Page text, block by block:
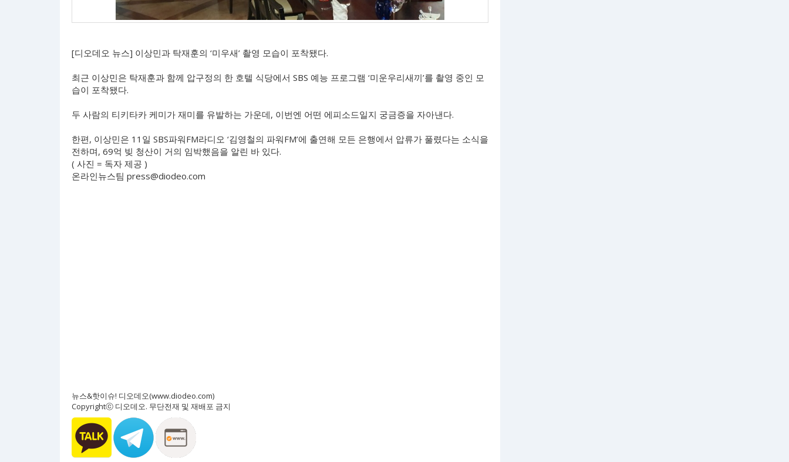
[디오데오 뉴스] 이상민과 탁재훈의 ‘미우새’ 촬영 모습이 포착됐다.
최근 이상민은 탁재훈과 함께 압구정의 한 호텔 식당에서 SBS 예능 프로그램 ‘미운우리새끼’를 촬영 중인 모
습이 포착됐다.
두 사람의 티키타카 케미가 재미를 유발하는 가운데, 이번엔 어떤 에피소드일지 궁금증을 자아낸다.
한편, 이상민은 11일 SBS파워FM라디오 ‘김영철의 파워FM’에 출연해 모든 은행에서 압류가 풀렸다는 소식을
전하며, 69억 빚 청산이 거의 임박했음을 알린 바 있다.
( 사진 = 독자 제공 )
온라인뉴스팀 press@diodeo.com
뉴스&핫이슈! 디오데오(www.diodeo.com)
Copyrightⓒ 디오데오. 무단전재 및 재배포 금지